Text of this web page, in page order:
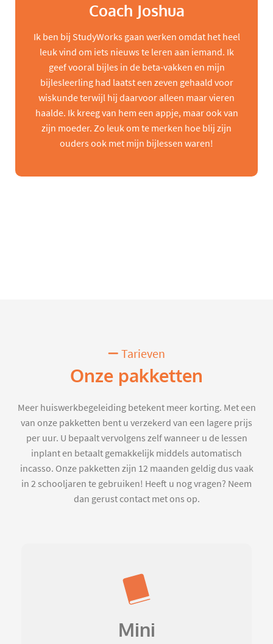
Coach Joshua
Ik ben bij StudyWorks gaan werken omdat het heel
leuk vind om iets nieuws te leren aan iemand. Ik
geef vooral bijles in de beta-vakken en mijn
bijlesleerling had laatst een zeven gehaald voor
wiskunde terwijl hij daarvoor alleen maar vieren
haalde. Ik kreeg van hem een appje, maar ook van
zijn moeder. Zo leuk om te merken hoe blij zijn
ouders ook met mijn bijlessen waren!
Tarieven
Onze pakketten
Meer huiswerkbegeleiding betekent meer korting. Met een
van onze pakketten bent u verzekerd van een lagere prijs
per uur. U bepaalt vervolgens zelf wanneer u de lessen
inplant en betaalt gemakkelijk middels automatisch
incasso. Onze pakketten zijn 12 maanden geldig dus vaak
in 2 schooljaren te gebruiken! Heeft u nog vragen? Neem
dan gerust contact met ons op.
Mini